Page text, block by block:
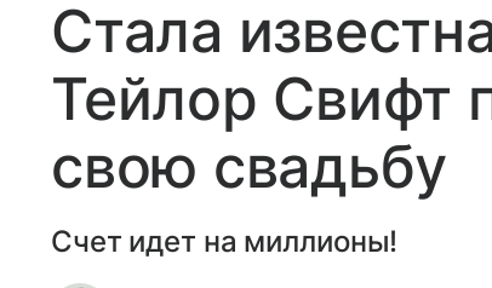
Стала
Тейлор Свифт
свою свадьбу
Счет идет на миллионы!